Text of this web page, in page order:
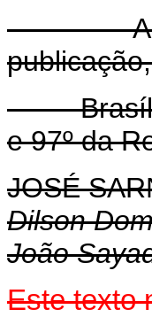
Brasília,
e 97º da
JOSÉ
Dilson
João
Este texto